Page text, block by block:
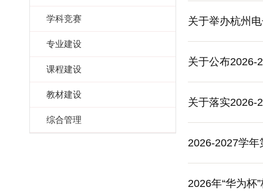
学科竞赛
专业建设
课程建设
教材建设
综合管理
关于举办杭州
竞赛的通知
关于公布2026-
关于落实2026-
2026-2027学
2026年“华为杯